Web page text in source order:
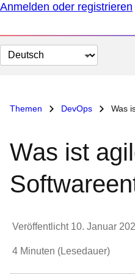
Anmelden oder registrieren
Sprache
auswählen
Themen DevOps Was
Was ist
Veröffentlicht 10. Januar
4 Minuten (Lesedauer)